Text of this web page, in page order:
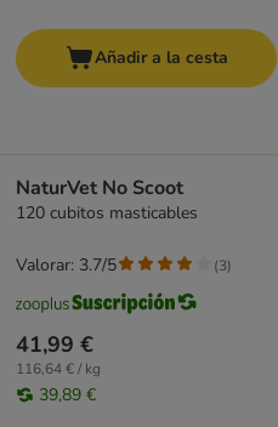
Añadir a la cesta
NaturVet No Scoot
120 cubitos masticables
41,99 €
116,64 € / kg
39,89 €
Valorar: 3.7/5 (3)